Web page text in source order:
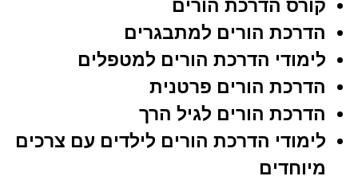
קורס הדרכת הורים
הדרכת הורים למתבגרים
לימודי הדרכת הורים למטפלים
הדרכת הורים פרטנית
הדרכת הורים לגיל הרך
לימודי הדרכת הורים לילדים עם צרכים
מיוחדים